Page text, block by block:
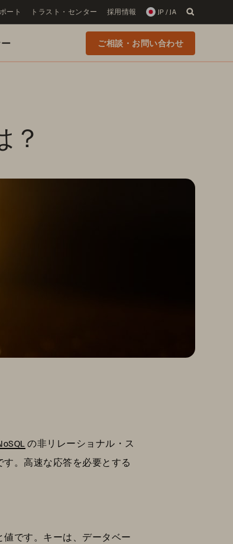
ート トラスト・センター 採用情報 JP / JA
ご相談・お問い合わせ
？
の非リレーショナル・ス
。高速な応答を必要とする
です。キーは、データベー